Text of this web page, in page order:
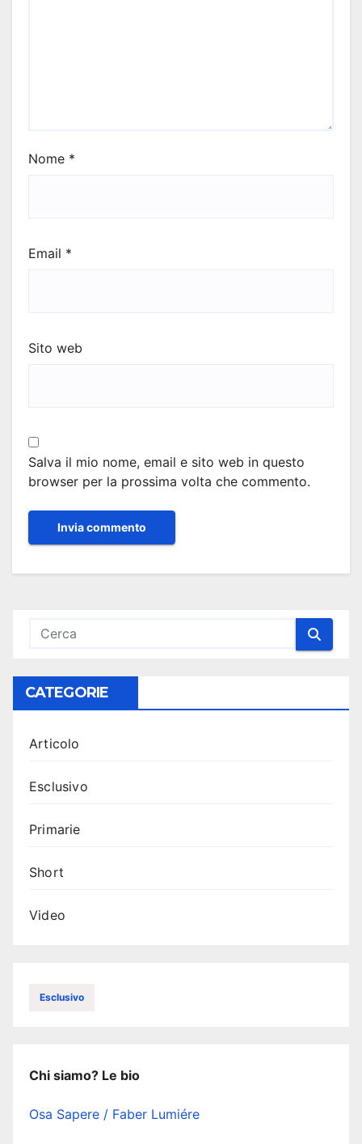
Nome *
Email *
Sito web
Salva il mio nome, email e sito web in questo
browser per la prossima volta che commento.
CATEGORIE
Articolo
Esclusivo
Primarie
Short
Video
Esclusivo
Chi siamo? Le bio
Osa Sapere / Faber Lumiére